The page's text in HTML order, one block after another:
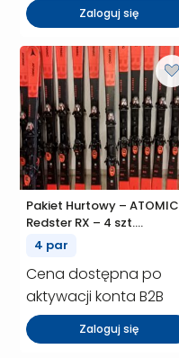
Zaloguj się
Pakiet Hurtowy – ATOMIC
Redster RX – 4 szt.
(P00955)
4 par
Cena dostępna po
aktywacji konta B2B
Zaloguj się